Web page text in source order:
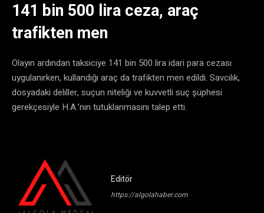
141 bin 500 lira ceza, araç
trafikten men
Olayın ardından taksiciye 141 bin 500 lira idari para cezası
uygulanırken, kullandığı araç da trafikten men edildi. Savcılık,
dosyadaki deliller, suçun niteliği ve kuvvetli suç şüphesi
gerekçesiyle H.A.’nın tutuklanmasını talep etti.
Editör
https://algolahaber.com